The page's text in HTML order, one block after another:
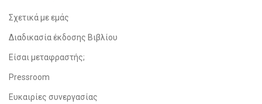
Σχετικά με εμάς
Διαδικασία έκδοσης Βιβλίου
Είσαι μεταφραστής;
Pressroom
Ευκαιρίες συνεργασίας